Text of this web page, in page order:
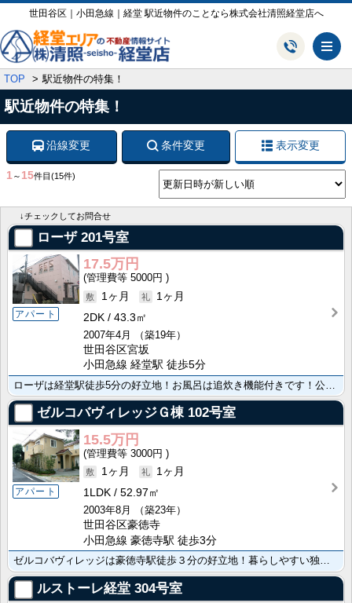
世田谷区｜小田急線｜経堂 駅近物件のことなら株式会社清照経堂店へ
TOP 駅近物件の特集！
駅近物件の特集！
沿線変更 条件変更 表示変更
1～ 15件目 (15件)
↓チェックしてお問合せ
ローザ201号室
アパート
17.5万円
5000円
1ヶ月
1ヶ月
2DK
43.3㎡
2007年4月
（築19年）
世田谷区宮坂
小田急線 経堂駅 徒歩5分
ローザは経堂駅徒歩5分の好立地！お風呂は追炊き機能付きです！公園が斜向かいにあるペットと暮らせるお部･･･
ゼルコバヴィレッジＧ棟 102号室
アパート
15.5万円
3000円
1ヶ月
1ヶ月
1LDK
52.97㎡
2003年8月
（築23年）
世田谷区豪徳寺
小田急線 豪徳寺駅 徒歩3分
ゼルコバヴィレッジは豪徳寺駅徒歩３分の好立地！暮らしやすい独立キッチン！リビングが2階部分で開放感あ･･･
ルストーレ経堂 304号室